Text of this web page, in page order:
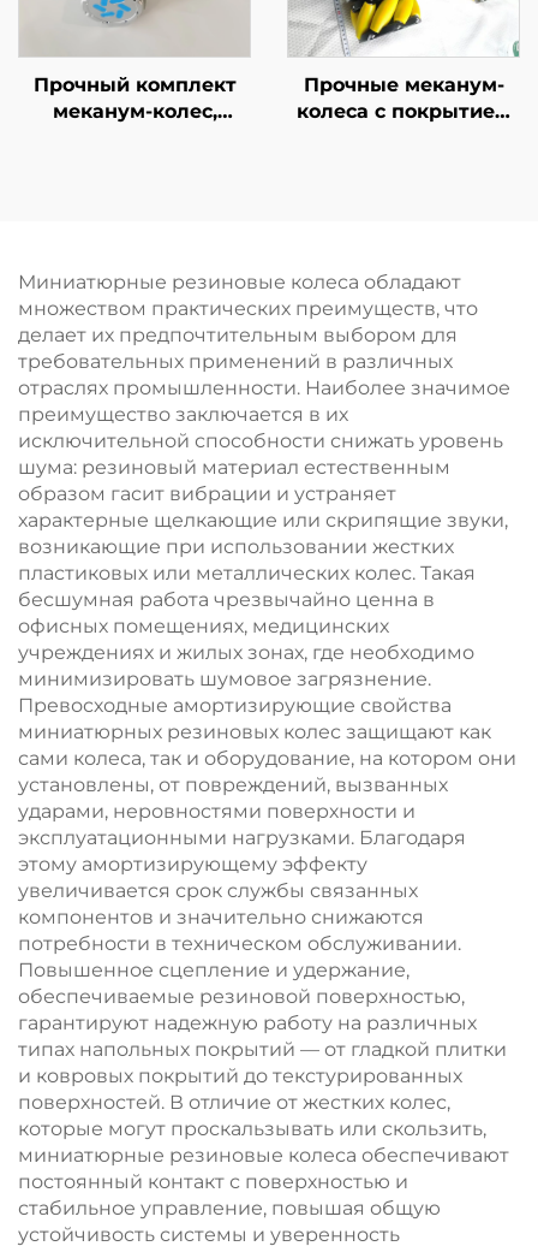
качественный
резиновый ролик
Прочный комплект
меканум-колес,
обслуживание
Прочные меканум-
колеса с покрытием
заказ
Миниатюрные резиновые колеса обладают
множеством практических преимуществ, что
делает их предпочтительным выбором для
требовательных применений в различных
отраслях промышленности. Наиболее значимое
преимущество заключается в их
исключительной способности снижать уровень
шума: резиновый материал естественным
образом гасит вибрации и устраняет
характерные щелкающие или скрипящие звуки,
возникающие при использовании жестких
пластиковых или металлических колес. Такая
бесшумная работа чрезвычайно ценна в
офисных помещениях, медицинских
учреждениях и жилых зонах, где необходимо
минимизировать шумовое загрязнение.
Превосходные амортизирующие свойства
миниатюрных резиновых колес защищают как
сами колеса, так и оборудование, на котором они
установлены, от повреждений, вызванных
ударами, неровностями поверхности и
эксплуатационными нагрузками. Благодаря
этому амортизирующему эффекту
увеличивается срок службы связанных
компонентов и значительно снижаются
потребности в техническом обслуживании.
Повышенное сцепление и удержание,
обеспечиваемые резиновой поверхностью,
гарантируют надежную работу на различных
типах напольных покрытий — от гладкой плитки
и ковровых покрытий до текстурированных
поверхностей. В отличие от жестких колес,
которые могут проскальзывать или скользить,
миниатюрные резиновые колеса обеспечивают
постоянный контакт с поверхностью и
стабильное управление, повышая общую
устойчивость системы и уверенность